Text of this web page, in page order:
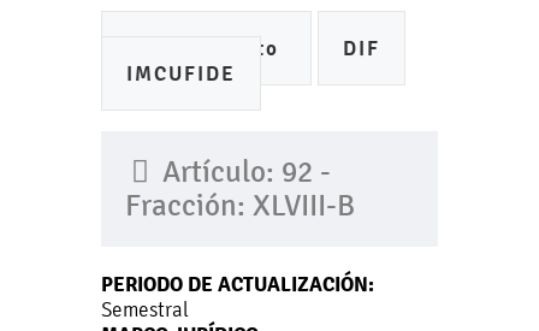
Ayuntamiento
DIF
IMCUFIDE
Artículo: 92 -
Fracción: XLVIII-B
PERIODO DE ACTUALIZACIÓN:
Semestral